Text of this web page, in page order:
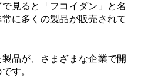
見ると「フコイダン」と名
に多くの製品が販売されて
品が、さまざまな企業で開
す。